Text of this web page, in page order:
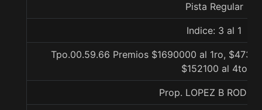
Pista Regular
Indice: 3 al 1
Tpo.00.59.66 Premios $1690000 al 1ro,
$152100 al 4to
Prop. LOPEZ B